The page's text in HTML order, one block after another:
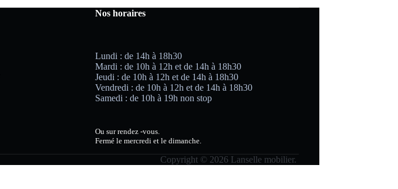
Nos horaires
Lundi : de 14h à 18h30
Mardi : de 10h à 12h et de 14h à 18h30
Jeudi : de 10h à 12h et de 14h à 18h30
Vendredi : de 10h à 12h et de 14h à 18h30
Samedi : de 10h à 19h non stop
Ou sur rendez -vous.
Fermé le mercredi et le dimanche.
Copyright © 2026 Lanselle mobilier.